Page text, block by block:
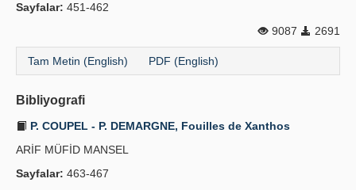
Sayfalar: 451-462
9087
2691
Tam Metin (English) PDF (English)
Bibliyografi
P. COUPEL - P. DEMARGNE, Fouilles de Xanthos
ARİF MÜFİD MANSEL
Sayfalar: 463-467